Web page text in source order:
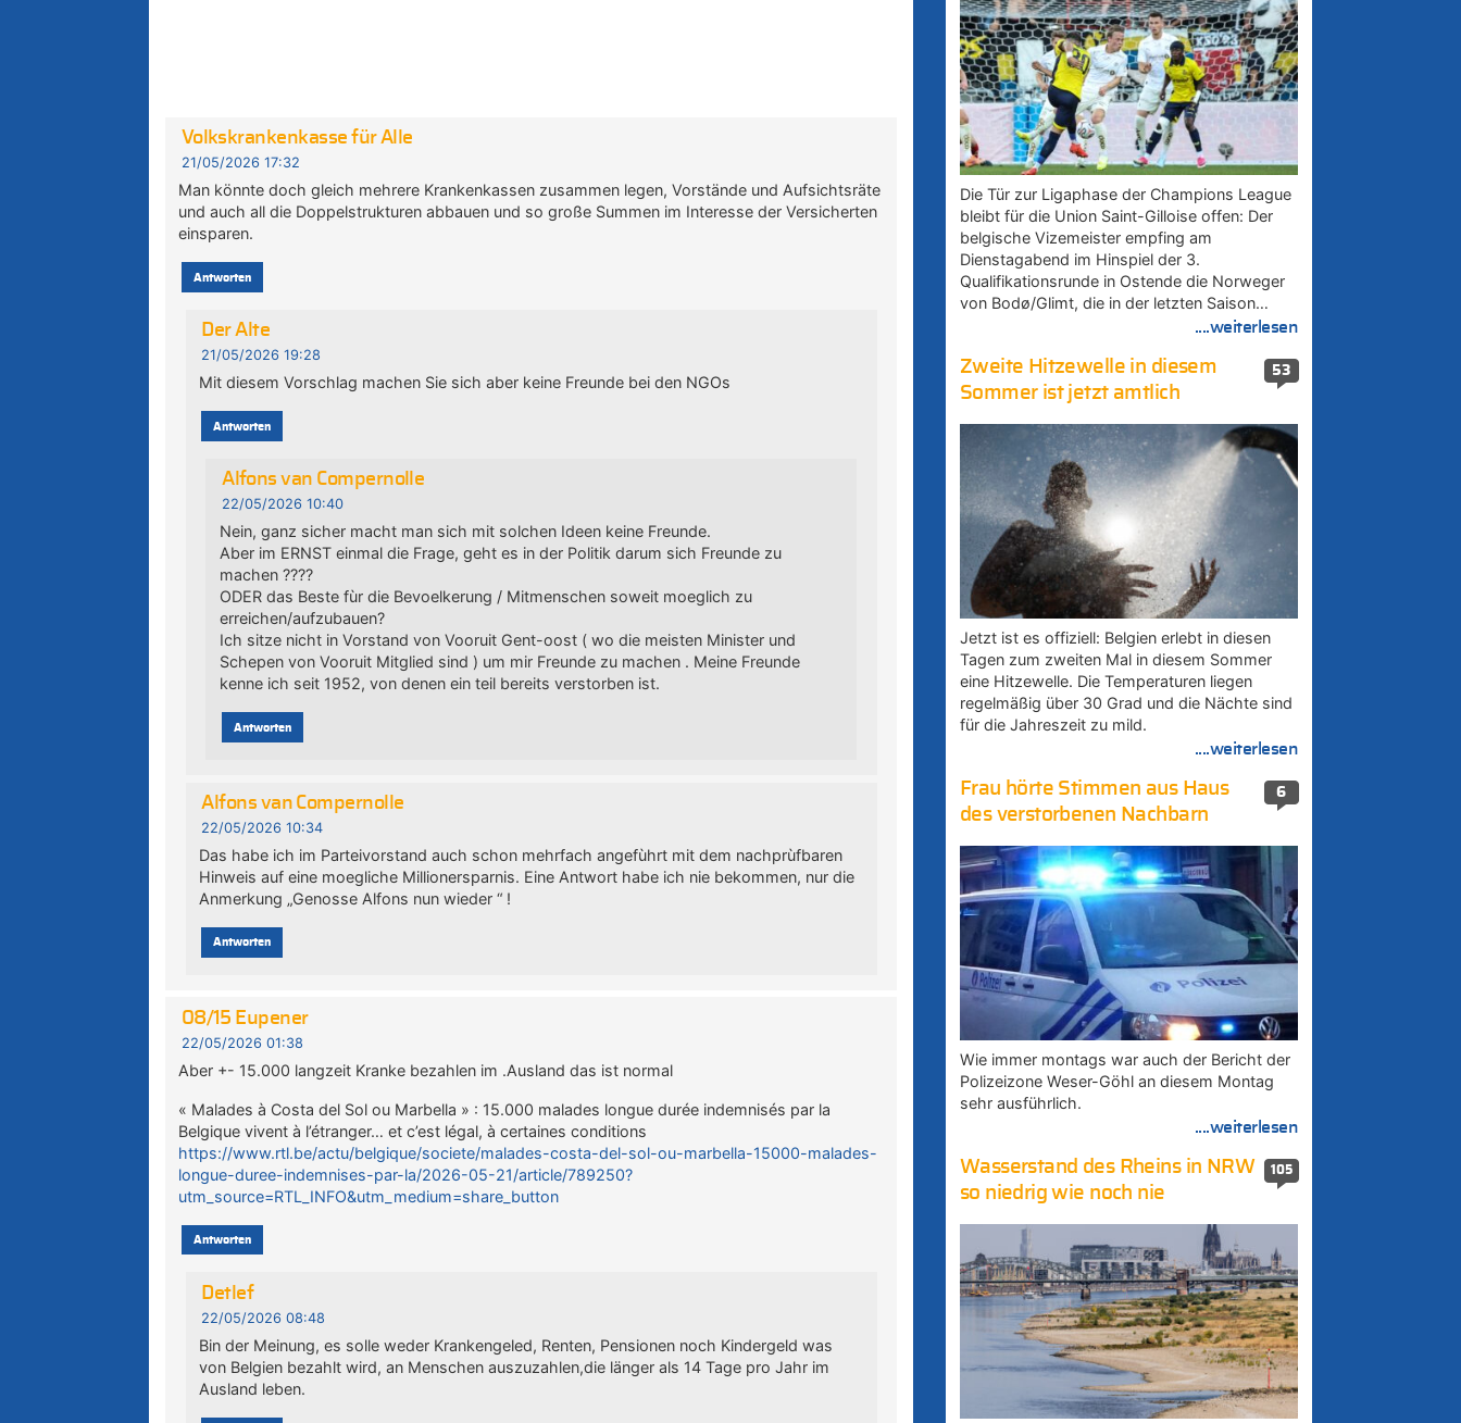
Volkskrankenkasse für Alle
21/05/2026 17:32
Man könnte doch gleich mehrere Krankenkassen zusammen legen, Vorstände und Aufsichtsräte
und auch all die Doppelstrukturen abbauen und so große Summen im Interesse der Versicherten
einsparen.
Antworten
Der Alte
21/05/2026 19:28
Mit diesem Vorschlag machen Sie sich aber keine Freunde bei den NGOs
Antworten
Alfons van Compernolle
22/05/2026 10:40
Nein, ganz sicher macht man sich mit solchen Ideen keine Freunde.
Aber im ERNST einmal die Frage, geht es in der Politik darum sich Freunde zu
machen ????
ODER das Beste fùr die Bevoelkerung / Mitmenschen soweit moeglich zu
erreichen/aufzubauen?
Ich sitze nicht in Vorstand von Vooruit Gent-oost ( wo die meisten Minister und
Schepen von Vooruit Mitglied sind ) um mir Freunde zu machen . Meine Freunde
kenne ich seit 1952, von denen ein teil bereits verstorben ist.
Antworten
Alfons van Compernolle
22/05/2026 10:34
Das habe ich im Parteivorstand auch schon mehrfach angefùhrt mit dem nachprùfbaren
Hinweis auf eine moegliche Millionersparnis. Eine Antwort habe ich nie bekommen, nur die
Anmerkung „Genosse Alfons nun wieder “ !
Antworten
08/15 Eupener
22/05/2026 01:38
Aber +- 15.000 langzeit Kranke bezahlen im .Ausland das ist normal
« Malades à Costa del Sol ou Marbella » : 15.000 malades longue durée indemnisés par la
Belgique vivent à l’étranger… et c’est légal, à certaines conditions
https://www.rtl.be/actu/belgique/societe/malades-costa-del-sol-ou-marbella-15000-malades-
longue-duree-indemnises-par-la/2026-05-21/article/789250?
utm_source=RTL_INFO&utm_medium=share_button
Antworten
Detlef
22/05/2026 08:48
Bin der Meinung, es solle weder Krankengeled, Renten, Pensionen noch Kindergeld was
von Belgien bezahlt wird, an Menschen auszuzahlen,die länger als 14 Tage pro Jahr im
Ausland leben.
Die Tür zur Ligaphase der Champions League
bleibt für die Union Saint-Gilloise offen: Der
belgische Vizemeister empfing am
Dienstagabend im Hinspiel der 3.
Qualifikationsrunde in Ostende die Norweger
von Bodø/Glimt, die in der letzten Saison…
....weiterlesen
53
Zweite Hitzewelle in diesem
Sommer ist jetzt amtlich
Jetzt ist es offiziell: Belgien erlebt in diesen
Tagen zum zweiten Mal in diesem Sommer
eine Hitzewelle. Die Temperaturen liegen
regelmäßig über 30 Grad und die Nächte sind
für die Jahreszeit zu mild.
....weiterlesen
6
Frau hörte Stimmen aus Haus
des verstorbenen Nachbarn
Wie immer montags war auch der Bericht der
Polizeizone Weser-Göhl an diesem Montag
sehr ausführlich.
....weiterlesen
105
Wasserstand des Rheins in NRW
so niedrig wie noch nie